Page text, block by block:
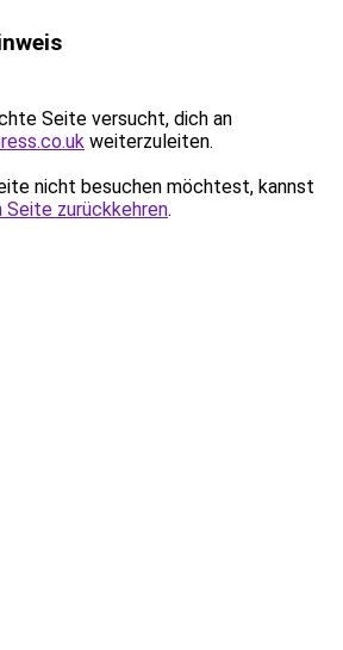
Seite versucht, dich an
weiterzuleiten.
nicht besuchen möchtest, kannst
Seite zurückkehren.